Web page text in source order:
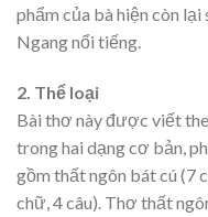
phẩm của bà hiện còn
Ngang nổi tiếng.
2. Thể loại
Bài thơ này được viết
trong hai dạng cơ bản,
gồm thất ngôn bát cú (7
chữ, 4 câu). Thơ thất